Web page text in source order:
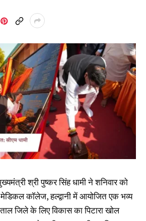
श्री पुष्कर सिंह धामी ने शनिवार को
मेडिकल कॉलेज, हल्द्वानी में आयोजित एक भव्य
जिले के लिए विकास का पिटारा खोल